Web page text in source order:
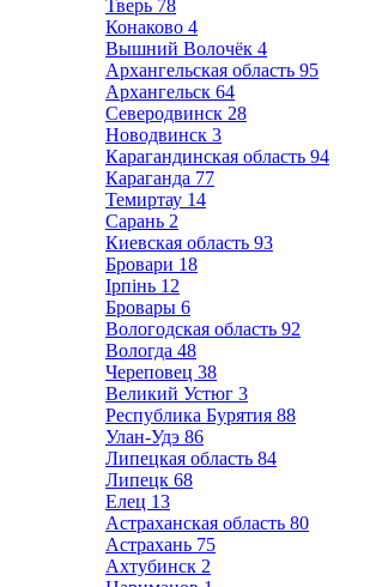
Тверь 78
Конаково 4
Вышний Волочёк 4
Архангельская область 95
Архангельск 64
Северодвинск 28
Новодвинск 3
Карагандинская область 94
Караганда 77
Темиртау 14
Сарань 2
Киевская область 93
Бровари 18
Ірпінь 12
Бровары 6
Вологодская область 92
Вологда 48
Череповец 38
Великий Устюг 3
Республика Бурятия 88
Улан-Удэ 86
Липецкая область 84
Липецк 68
Елец 13
Астраханская область 80
Астрахань 75
Ахтубинск 2